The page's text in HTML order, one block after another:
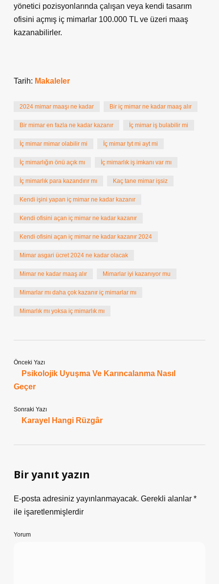
yönetici pozisyonlarında çalışan veya kendi tasarım
ofisini açmış iç mimarlar 100.000 TL ve üzeri maaş
kazanabilirler.
Tarih: Makaleler
2024 mimar maaşı ne kadar Bir iç mimar ne kadar maaş alır
Bir mimar en fazla ne kadar kazanır İç mimar iş bulabilir mi
İç mimar mimar olabilir mi İç mimar tyt mi ayt mi
İç mimarlığın önü açık mı İç mimarlık iş imkanı var mı
İç mimarlık para kazandırır mı Kaç tane mimar işsiz
Kendi işini yapan iç mimar ne kadar kazanır
Kendi ofisini açan iç mimar ne kadar kazanır
Kendi ofisini açan iç mimar ne kadar kazanır 2024
Mimar asgari ücret 2024 ne kadar olacak
Mimar ne kadar maaş alır Mimarlar iyi kazanıyor mu
Mimarlar mı daha çok kazanır iç mimarlar mı
Mimarlık mı yoksa iç mimarlık mı
Önceki Yazı
Psikolojik Uyuşma Ve Karıncalanma Nasıl
Geçer
Sonraki Yazı
Karayel Hangi Rüzgâr
Bir yanıt yazın
E-posta adresiniz yayınlanmayacak. Gerekli alanlar *
ile işaretlenmişlerdir
Yorum